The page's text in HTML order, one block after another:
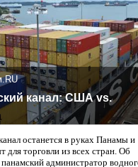
канал: США vs.
останется в руках Панамы и
для торговли из всех стран. Об
панамский администратор